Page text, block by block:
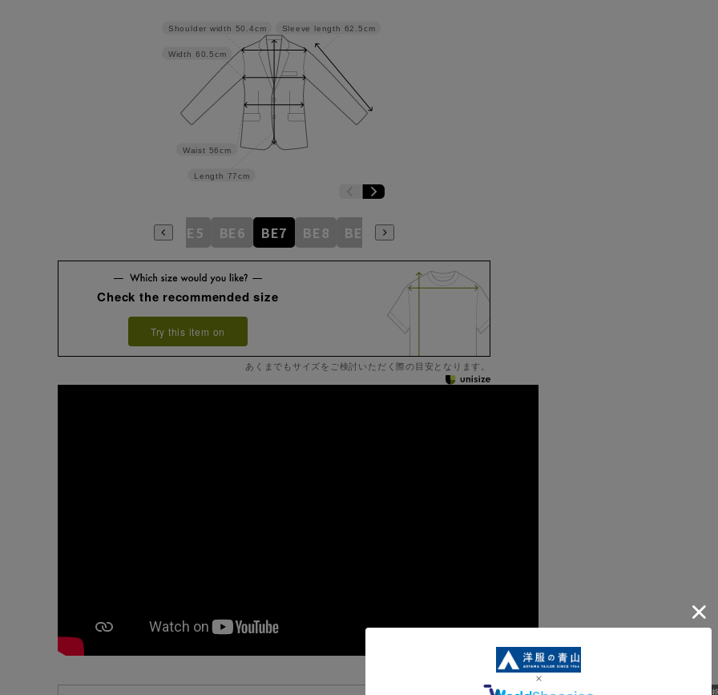
Sleeve length 62.5cm
Length 77cm
Waist 56cm
Width 60.5cm
Shoulder width 50.4cm
BE4 BE5 BE6 BE7 BE8 BE9 BE10
Check the recommended size
Try this item on
あくまでもサイズをご検討いただく際の目安となります。